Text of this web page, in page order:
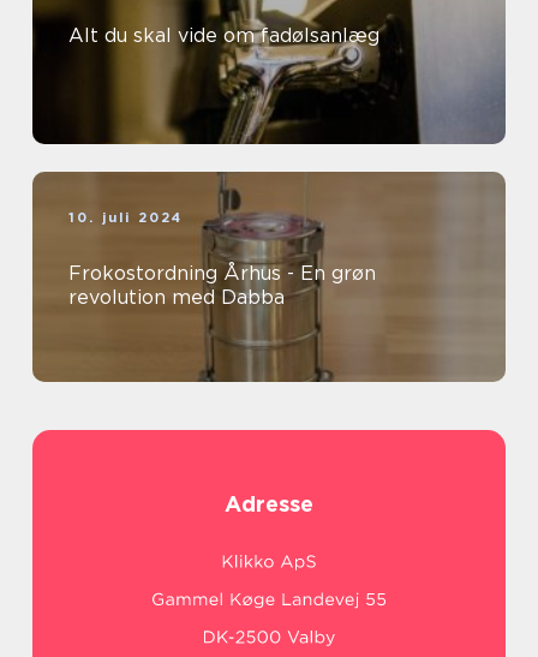
Alt du skal vide om fadølsanlæg
10. juli 2024
Frokostordning Århus - En grøn
revolution med Dabba
Adresse